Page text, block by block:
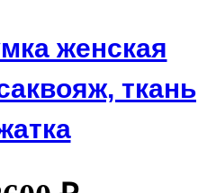
женская
ткань